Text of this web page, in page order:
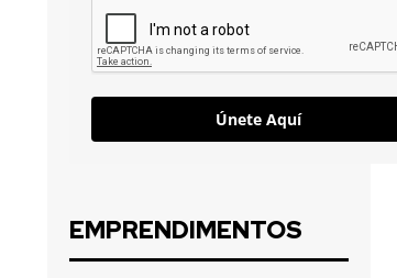
Únete Aquí
EMPRENDIMENTOS